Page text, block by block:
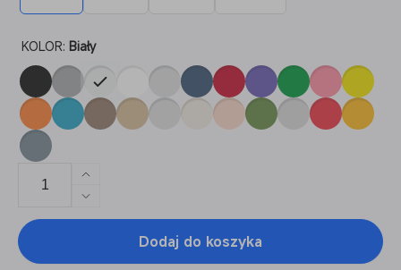
KOLOR: Biały
Zwiększ
ilość
dla
Zmniejsz
ilość
PLA
Dodaj do koszyka